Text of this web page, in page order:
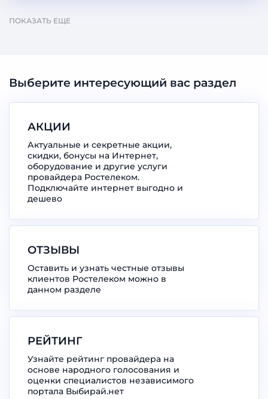
ПОКАЗАТЬ ЕЩЕ
Выберите интересующий вас раздел
АКЦИИ
Актуальные и секретные акции,
скидки, бонусы на Интернет,
оборудование и другие услуги
провайдера Ростелеком.
Подключайте интернет выгодно и
дешево
ОТЗЫВЫ
Оставить и узнать честные отзывы
клиентов Ростелеком можно в
данном разделе
РЕЙТИНГ
Узнайте рейтинг провайдера на
основе народного голосования и
оценки специалистов независимого
портала Выбирай.нет